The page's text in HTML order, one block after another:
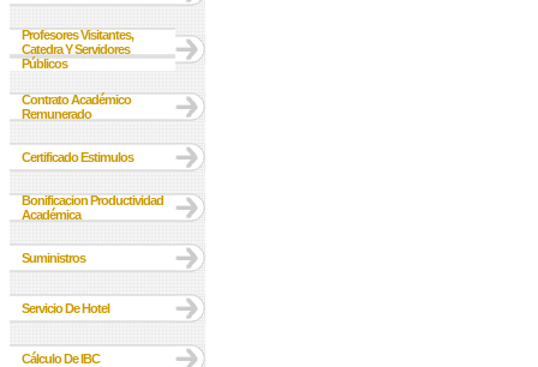
Profesores Visitantes,
Catedra Y Servidores
Públicos
Contrato Académico
Remunerado
Certificado Estimulos
Bonificacion Productividad
Académica
Suministros
Servicio De Hotel
Cálculo De IBC